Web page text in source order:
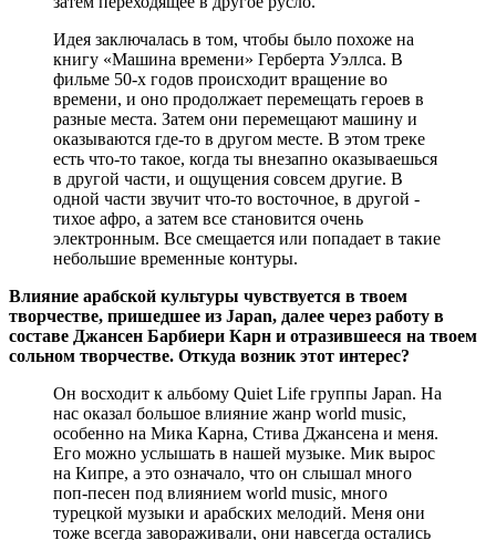
Идея заключалась в том, чтобы было похоже на
книгу «Машина времени» Герберта Уэллса. В
фильме 50-х годов происходит вращение во
времени, и оно продолжает перемещать героев в
разные места. Затем они перемещают машину и
оказываются где-то в другом месте. В этом треке
есть что-то такое, когда ты внезапно оказываешься
в другой части, и ощущения совсем другие. В
одной части звучит что-то восточное, в другой -
тихое афро, а затем все становится очень
электронным. Все смещается или попадает в такие
небольшие временные контуры.
Влияние арабской культуры чувствуется в твоем
творчестве, пришедшее из Japan, далее через работу в
составе Джансен Барбиери Карн и отразившееся на твоем
сольном творчестве. Откуда возник этот интерес?
Он восходит к альбому Quiet Life группы Japan. На
нас оказал большое влияние жанр world music,
особенно на Мика Карна, Стива Джансена и меня.
Его можно услышать в нашей музыке. Мик вырос
на Кипре, а это означало, что он слышал много
поп-песен под влиянием world music, много
турецкой музыки и арабских мелодий. Меня они
тоже всегда завораживали, они навсегда остались